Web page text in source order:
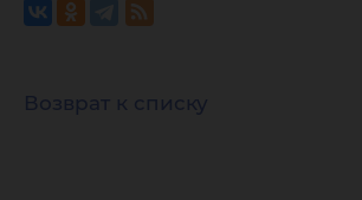
Возврат к списку